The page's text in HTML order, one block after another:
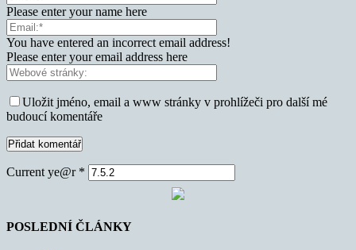
Please enter your name here
You have entered an incorrect email address!
Please enter your email address here
Uložit jméno, email a www stránky v prohlížeči pro další mé
budoucí komentáře
Current ye@r *
POSLEDNÍ ČLÁNKY